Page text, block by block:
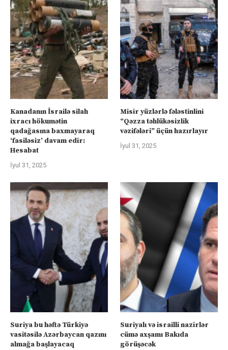
Kanadanın İsrailə silah
ixracı hökumətin
qadağasına baxmayaraq
‘fasiləsiz’ davam edir:
Hesabat
İyul 31, 2025
Misir yüzlərlə fələstinlini
“Qəzza təhlükəsizlik
vəzifələri” üçün hazırlayır
İyul 31, 2025
Suriya bu həftə Türkiyə
vasitəsilə Azərbaycan qazını
almağa başlayacaq
Suriyalı və israilli nazirlər
cümə axşamı Bakıda
görüşəcək